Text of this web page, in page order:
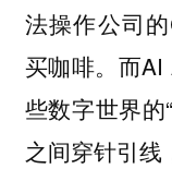
法操作公司
买咖啡。而AI
些数字世界的
之间穿针引线